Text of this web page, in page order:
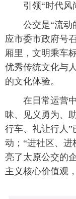
引领“时代风
公交是“流动的
应市委市政府号
厢里，文明乘车
优秀传统文化与
的文化体验。
在日常运营中
昧、见义勇为、
行车、礼让行人
动；“进社区、进
亮了太原公交的
主义核心价值观